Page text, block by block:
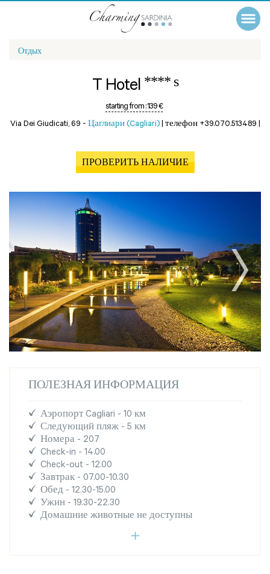
Отдых
T Hotel **** s
starting from :139 €
Via Dei Giudicati, 69 - Цаглиари (Cagliari) | телефон +39.070.513489 |
ПРОВЕРИТЬ НАЛИЧИЕ
ПОЛЕЗНАЯ ИНФОРМАЦИЯ
Аэропорт Cagliari - 10 км
Следующий пляж - 5 км
Номера - 207
Check-in - 14.00
Check-out - 12.00
Завтрак - 07.00-10.30
Обед - 12.30-15.00
Ужин - 19.30-22.30
Домашние животные не доступны